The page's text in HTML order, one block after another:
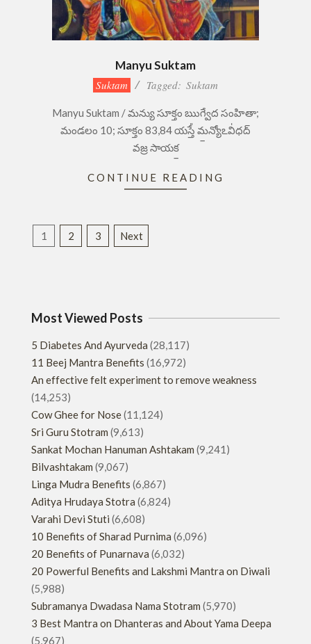
Manyu Suktam
24
Suktam Tagged: Suktam
Manyu Suktam / మన్యు సూక్తం ఋగ్వేద సంహితా;
మండలం 10; సూక్తం 83,84 యస్తే᳚ మ॒న్యోఽవి॑ధద్
వజ్ర సాయక॒
CONTINUE READING
Posts
pagination
1 2 3 Next
Most Viewed Posts
5 Diabetes And Ayurveda (28,117)
11 Beej Mantra Benefits (16,972)
An effective felt experiment to remove weakness
(14,253)
Cow Ghee for Nose(11,124)
Sri Guru Stotram (9,613)
Sankat Mochan Hanuman Ashtakam (9,241)
Bilvashtakam (9,067)
Linga Mudra Benefits (6,867)
Aditya Hrudaya Stotra (6,824)
Varahi Devi Stuti (6,608)
10 Benefits of Sharad Purnima (6,096)
20 Benefits of Punarnava (6,032)
20 Powerful Benefits and Lakshmi Mantra on Diwali
(5,988)
Subramanya Dwadasa Nama Stotram (5,970)
3 Best Mantra on Dhanteras and About Yama Deepa
(5,967)